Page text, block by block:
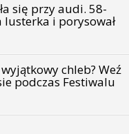
się przy audi. 58-
lusterka i porysował
chleb? Weź
podczas Festiwalu